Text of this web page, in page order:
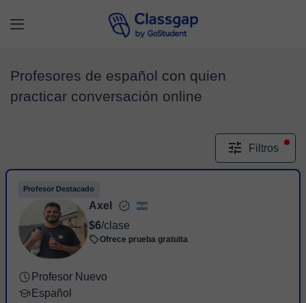
Profesores de español con quien
practicar conversación online
Filtros
Profesor Destacado
Axel
$6/clase
Ofrece prueba gratuita
Profesor Nuevo
Español